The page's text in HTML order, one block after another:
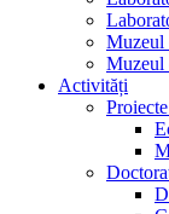
Muzeul
Muzeul
Activități